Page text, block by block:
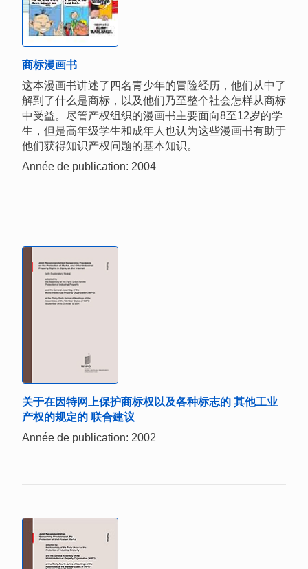
商标漫画书
这本漫画书讲述了四名青少年的冒险经历，他们从中了
解到了什么是商标，以及他们乃至整个社会怎样从商标
中受益。尽管产权组织的漫画书主要面向8至12岁的学
生，但是高年级学生和成年人也认为这些漫画书有助于
他们获得知识产权问题的基本知识。
Année de publication: 2004
关于在因特网上保护商标权以及各种标志的 其他工业
产权的规定的 联合建议
Année de publication: 2002